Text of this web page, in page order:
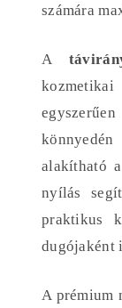
számára
A
alakítható
nyílás
praktikus
dugójaként
A prémium